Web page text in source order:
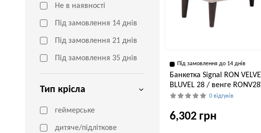
Не в наявності
Під замовлення 14 днів
Під замовлення 21 днів
Під замовлення 35 днів
Тип крісла
геймерське
дитяче/підліткове
Під замовлення до 14 днів
Банкетка Signal RON
BLUVEL 28 / венге
0 відгуків
6,302 грн